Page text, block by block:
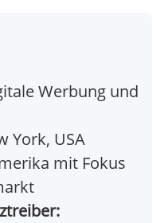
Werbung und
York, USA
mit Fokus